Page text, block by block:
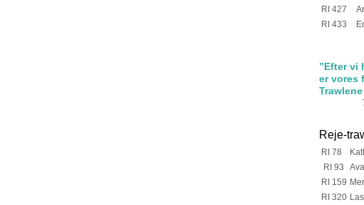
RI 427
RI 433
”Efter vi
er vores
Trawlene
Tommy
Reje-
RI 78
RI 93
RI 159
RI 320